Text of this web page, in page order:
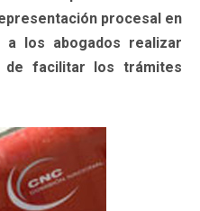
procesal en
a los abogados realizar
de facilitar los trámites